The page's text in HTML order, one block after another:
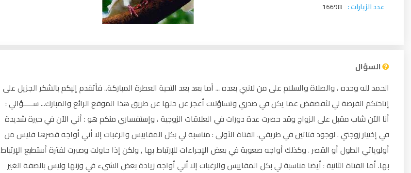
عدد الزيارات : 16698
السؤال
الحمد لله وحده ، والصلاة والسلام على من لانبي بعده ... أما بعد بعد التحية العطرة المباركة.. فأتقدم إليكم بالشكر الجزيل على
إتاحتكم الفرصة لي لأفضفض عما يكن في صدري وتساؤلات أعجز عن حلها عن طريق هذا الموقع الرائع والمبارك... ســـــؤالي :
أنا الآن شاب مقبل على الزواج وقد حضرت عدة دورات في العلاقات الزوجية ، وإستفساري منكم هو : أني الآن في حيرة شديدة
في إختيار زوجتي . لوجود فتاتين في طريقي. الفتاة الأولى : مناسبة لي بكل المقاييس والرغبات إلا أني أواجه قصرها فليس من
أولوياتي الطول أو القصر . وكذلك أواجه صعوبة في بعض الإجراءات للإرتباط بها , ولكن إذا حاولت وصبرت لفترة أستطيع الإرتباط
بها. أما الفتاة الثانية : أيضا مناسبة لي بكل المقاييس والرغبات إلا أني أواجه زيادة بعض الشيء في وزنها وليس بالصفة الغير